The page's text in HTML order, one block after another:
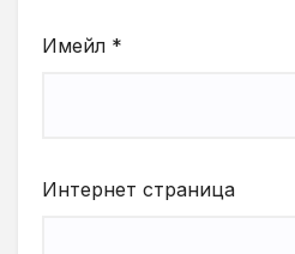
Имейл *
Интернет страница